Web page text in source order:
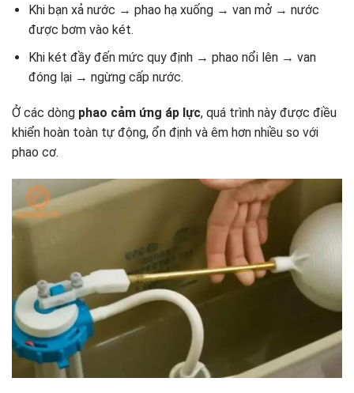
Khi bạn xả nước → phao hạ xuống → van mở → nước
được bơm vào két.
Khi két đầy đến mức quy định → phao nổi lên → van
đóng lại → ngừng cấp nước.
Ở các dòng phao cảm ứng áp lực, quá trình này được điều
khiển hoàn toàn tự động, ổn định và êm hơn nhiều so với
phao cơ.